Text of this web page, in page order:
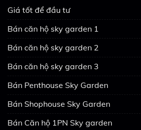
Giá tốt để đầu tư
Bán căn hộ sky garden 1
Bán căn hộ sky garden 2
Bán căn hộ sky garden 3
Bán Penthouse Sky Garden
Bán Shophouse Sky Garden
Bán Căn hộ 1PN Sky garden